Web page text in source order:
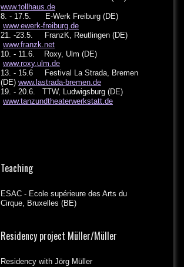
www.tollhaus.de
8. - 17.5. E-Werk Freiburg (DE)
www.ewerk-freiburg.de
21. -23.5. FranzK, Reutlingen (DE)
www.franzk.net
10. - 11.6. Roxy, Ulm (DE)
www.roxy.ulm.de
13. - 15.6 Festival La Strada, Bremen
(DE)www.lastrada-bremen.de
19. - 20.6. TTW, Ludwigsburg (DE)
www.tanzundtheaterwerkstatt.de
Teaching
ESAC - Ecole supérieure des Arts du
Cirque, Bruxelles (BE)
Residency project Müller/Müller
Residency with Jörg Müller